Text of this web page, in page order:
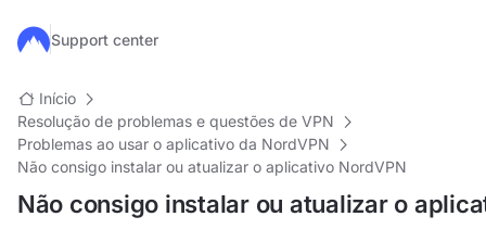
Ir para o conteúdo principal
Support center
Início
Resolução de problemas e questões de VPN
Problemas ao usar o aplicativo da NordVPN
Não consigo instalar ou atualizar o aplicativo NordVPN
Não consigo instalar ou atualizar o